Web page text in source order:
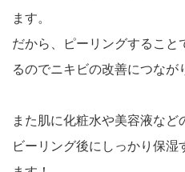
ます。
だから、ピーリングするこ
るのでニキビの改善につなが
また肌に化粧水や美容液など
ビーリング後にしっかり保